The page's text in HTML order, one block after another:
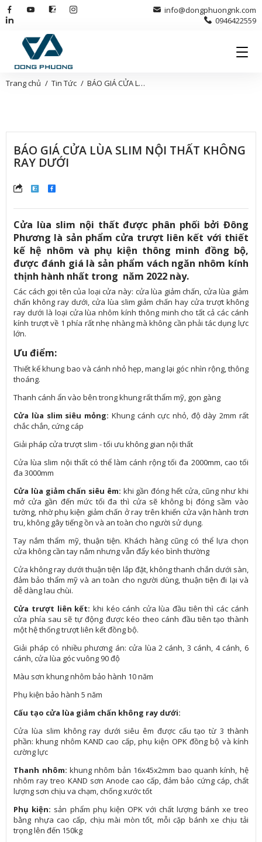
info@dongphuongnk.com
0946422559
Trang chủ Tin Tức BÁO GIÁ CỬA LÙA SLIM NỘI THẤT KHÔNG RAY DƯỚI
BÁO GIÁ CỬA LÙA SLIM NỘI THẤT KHÔNG
RAY DƯỚI
Cửa lùa slim nội thất được phân phối bởi Đông
Phương là sản phẩm cửa trượt liên kết với thiết
kế hệ nhôm và phụ kiện thông minh đồng bộ,
được đánh giá là sản phẩm vách ngăn nhôm kính
thịnh hành nhất trong năm 2022 này.
Các cách gọi tên của loại cửa này: cửa lùa giảm chấn, cửa lùa giảm
chấn không ray dưới, cửa lùa slim giảm chấn hay cửa trượt không
ray dưới là loại cửa lùa nhôm kính thông minh cho tất cả các cánh
kính trượt về 1 phía rất nhẹ nhàng mà không cần phải tác dụng lực
lớn.
Ưu điểm:
Thiết kế khung bao và cánh nhỏ hẹp, mang lại góc nhìn rộng, thông
thoáng.
Thanh cánh ẩn vào bên trong khung rất thẩm mỹ, gọn gàng
Cửa lùa slim siêu mỏng: Khung cánh cực nhỏ, độ dày 2mm rất
chắc chắn, cứng cáp
Giải pháp cửa trượt slim - tối ưu không gian nội thất
Cửa lùa slim nội thất có thể làm cánh rộng tối đa 2000mm, cao tối
đa 3000mm
Cửa lùa giảm chấn siêu êm: khi gần đóng hết cửa, cũng như khi
mở cửa gần đến mức tối đa thì cửa sẽ không bị đóng sầm vào
tường, nhờ phụ kiện giảm chấn ở ray trên khiến cửa vận hành trơn
tru, không gây tiếng ồn và an toàn cho người sử dụng.
Tay nắm thẩm mỹ, thuận tiện. Khách hàng cũng có thể lựa chọn
cửa không cần tay nắm nhưng vẫn đẩy kéo bình thường
Cửa không ray dưới thuận tiện lắp đặt, không thanh chắn dưới sàn,
đảm bảo thẩm mỹ và an toàn cho người dùng, thuận tiện đi lại và
dễ dàng lau chùi.
Cửa trượt liên kết: khi kéo cánh cửa lùa đầu tiên thì các cánh
cửa phía sau sẽ tự động được kéo theo cánh đầu tiên tạo thành
một hệ thống trượt liên kết đồng bộ.
Giải pháp có nhiều phương án: cửa lùa 2 cánh, 3 cánh, 4 cánh, 6
cánh, cửa lùa góc vuông 90 độ
Màu sơn khung nhôm bảo hành 10 năm
Phụ kiện bảo hành 5 năm
Cấu tạo cửa lùa giảm chấn không ray dưới:
Cửa lùa slim không ray dưới siêu êm được cấu tạo từ 3 thành
phần: khung nhôm KAND cao cấp, phụ kiện OPK đồng bộ và kính
cường lực
Thanh nhôm: khung nhôm bản 16x45x2mm bao quanh kính, hệ
nhôm ray treo KAND sơn Anode cao cấp, đảm bảo cứng cáp, chất
lượng sơn chịu va chạm, chống xước tốt
Phụ kiện: sản phẩm phụ kiện OPK với chất lượng bánh xe treo
bằng nhựa cao cấp, chịu mài mòn tốt, mỗi cặp bánh xe chịu tải
trọng lên đến 150kg